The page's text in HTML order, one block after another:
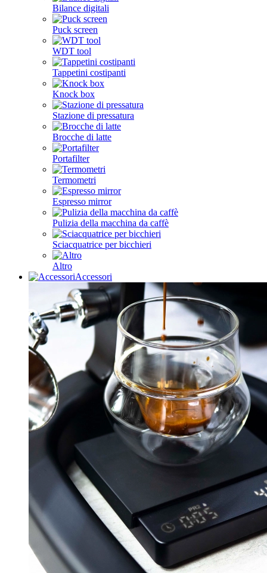
Bilance digitali
Puck screen
WDT tool
Tappetini costipanti
Knock box
Stazione di pressatura
Brocche di latte
Portafilter
Termometri
Espresso mirror
Pulizia della macchina da caffè
Sciacquatrice per bicchieri
Altro
Accessori